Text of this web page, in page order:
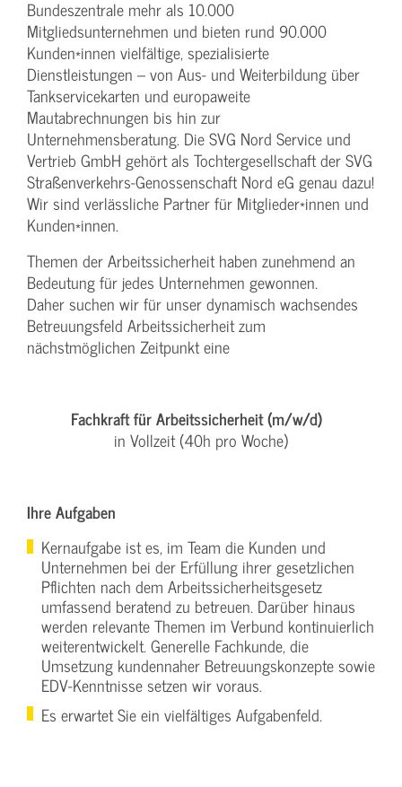
Bundeszentrale mehr als 10.000
Mitgliedsunternehmen und bieten rund 90.000
Kunden*innen vielfältige, spezialisierte
Dienstleistungen – von Aus- und Weiterbildung über
Tankservicekarten und europaweite
Mautabrechnungen bis hin zur
Unternehmensberatung. Die SVG Nord Service und
Vertrieb GmbH gehört als Tochtergesellschaft der SVG
Straßenverkehrs-Genossenschaft Nord eG genau dazu!
Wir sind verlässliche Partner für Mitglieder*innen und
Kunden*innen.
Themen der Arbeitssicherheit haben zunehmend an
Bedeutung für jedes Unternehmen gewonnen.
Daher suchen wir für unser dynamisch wachsendes
Betreuungsfeld Arbeitssicherheit zum
nächstmöglichen Zeitpunkt eine
Fachkraft für Arbeitssicherheit (m/w/d)
in Vollzeit (40h pro Woche)
Ihre Aufgaben
Kernaufgabe ist es, im Team die Kunden und
Unternehmen bei der Erfüllung ihrer gesetzlichen
Pflichten nach dem Arbeitssicherheitsgesetz
umfassend beratend zu betreuen. Darüber hinaus
werden relevante Themen im Verbund kontinuierlich
weiterentwickelt. Generelle Fachkunde, die
Umsetzung kundennaher Betreuungskonzepte sowie
EDV-Kenntnisse setzen wir voraus.
Es erwartet Sie ein vielfältiges Aufgabenfeld.